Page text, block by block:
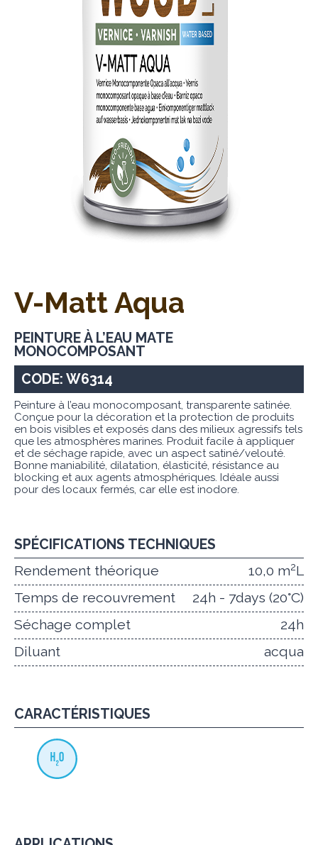
V-Matt Aqua
PEINTURE À L’EAU MATE
MONOCOMPOSANT
CODE: W6314
Peinture à l’eau monocomposant, transparente satinée.
Conçue pour la décoration et la protection de produits
en bois visibles et exposés dans des milieux agressifs tels
que les atmosphères marines. Produit facile à appliquer
et de séchage rapide, avec un aspect satiné/velouté.
Bonne maniabilité, dilatation, élasticité, résistance au
blocking et aux agents atmosphériques. Idéale aussi
pour des locaux fermés, car elle est inodore.
SPÉCIFICATIONS TECHNIQUES
Rendement théorique
10,0 m2L
Temps de recouvrement
24h - 7days (20°C)
Séchage complet
24h
Diluant
acqua
CARACTÉRISTIQUES